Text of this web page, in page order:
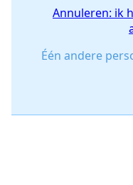
Annuleren: ik
Één andere